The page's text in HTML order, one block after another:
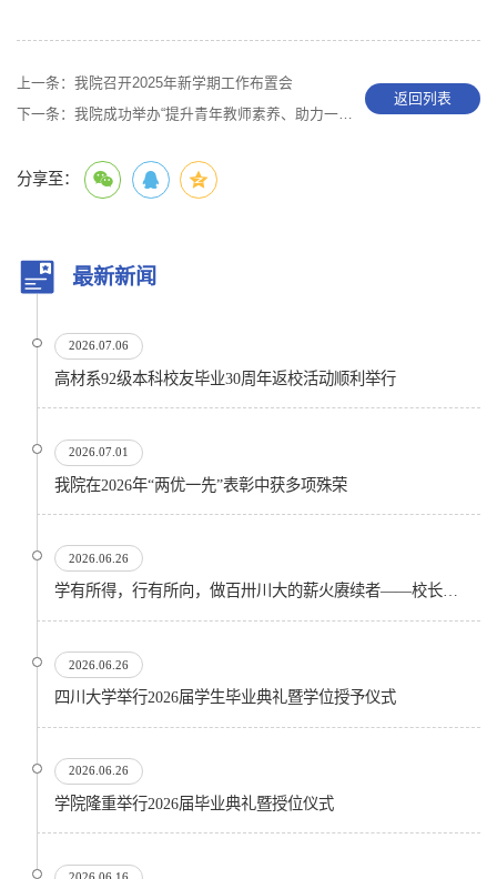
上一条： 我院召开2025年新学期工作布置会
下一条： 我院成功举办“提升青年教师素养、助力一流专业建设”系列活动（第六期）暨2024-2025学年春季学期新授课教师试讲交流会
返回列表
分享至：
最新新闻
2026.07.06
高材系92级本科校友毕业30周年返校活动顺利举行
2026.07.01
我院在2026年“两优一先”表彰中获多项殊荣
2026.06.26
学有所得，行有所向，做百卅川大的薪火赓续者——校长汪劲松在四川大学2026届学生毕业典礼上的...
2026.06.26
四川大学举行2026届学生毕业典礼暨学位授予仪式
2026.06.26
​学院隆重举行2026届毕业典礼暨授位仪式